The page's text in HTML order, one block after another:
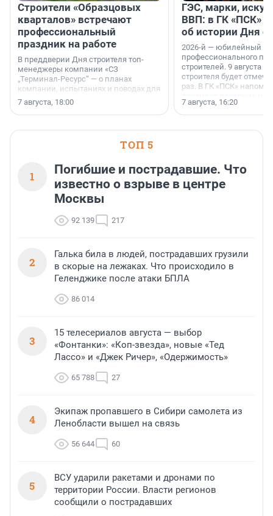
Строители «Образцовых
кварталов» встречают
профессиональный
праздник на работе
В преддверии Дня строителя топ-
менеджеры компании «СЗ
„Терминал-Ресурс“ — о планах
компании, испытаниях и поводах для
осторожного оптимизма.
7 августа, 18:00
ГЭС, марки,
ВВП: в ГК «ПСК»
об истории Дня
2026-й — юбилейный
профессионального
строителей. 9 августа
строителя будет
раз. В ГК «ПСК»
поменялась роль
7 августа, 16:20
ТОП 5
1
Погибшие и пострадавшие. Что
известно о взрыве в центре
Москвы
92 139 217
2
Галька била в людей, пострадавших грузили
в скорые на лежаках. Что происходило в
Геленджике после атаки БПЛА
86 014
3
15 телесериалов августа — выбор
«Фонтанки»: «Коп-звезда», новые «Тед
Лассо» и «Джек Ричер», «Одержимость»
65 788 27
4
Экипаж пропавшего в Сибири самолета из
Ленобласти вышел на связь
56 644 60
5
ВСУ ударили ракетами и дронами по
территории России. Власти регионов
сообщили о пострадавших